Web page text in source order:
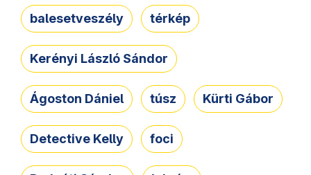
balesetveszély térkép
Kerényi László Sándor
Ágoston Dániel túsz Kürti Gábor
Detective Kelly foci